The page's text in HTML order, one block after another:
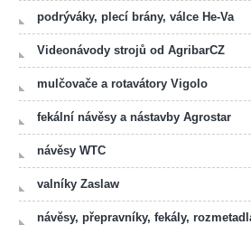
podrýváky, plecí brány, válce He-Va
Videonávody strojů od AgribarCZ
mulčovače a rotavátory Vigolo
fekální návěsy a nástavby Agrostar
návěsy WTC
valníky Zaslaw
návěsy, přepravníky, fekály,